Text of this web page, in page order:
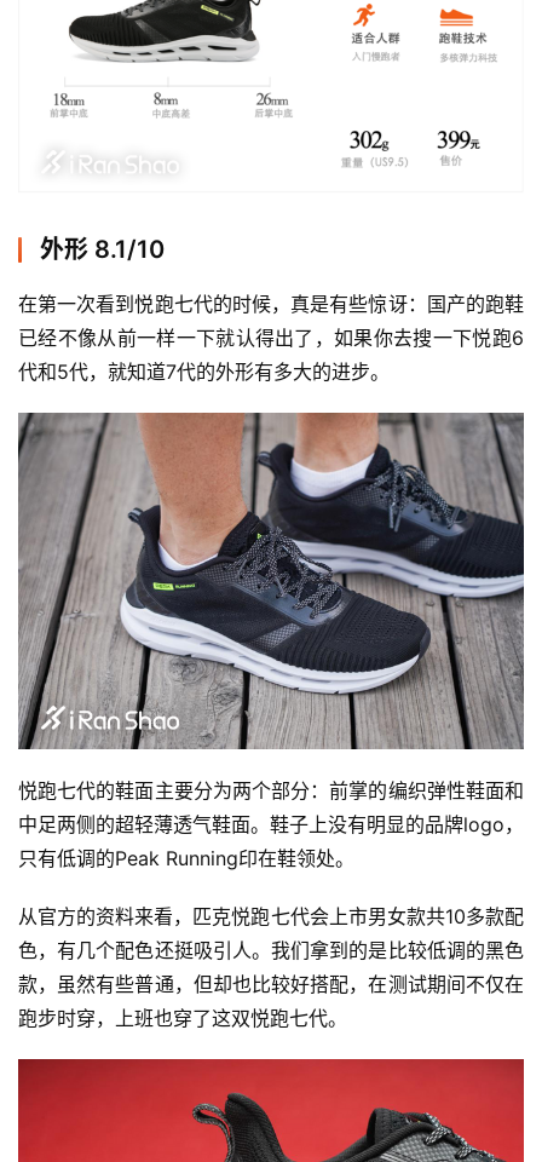
外形 8.1/10
在第一次看到悦跑七代的时候，真是有些惊讶：国产的跑鞋
已经不像从前一样一下就认得出了，如果你去搜一下悦跑6
代和5代，就知道7代的外形有多大的进步。
悦跑七代的鞋面主要分为两个部分：前掌的编织弹性鞋面和
中足两侧的超轻薄透气鞋面。鞋子上没有明显的品牌logo，
只有低调的Peak Running印在鞋领处。
从官方的资料来看，匹克悦跑七代会上市男女款共10多款配
色，有几个配色还挺吸引人。我们拿到的是比较低调的黑色
款，虽然有些普通，但却也比较好搭配，在测试期间不仅在
跑步时穿，上班也穿了这双悦跑七代。